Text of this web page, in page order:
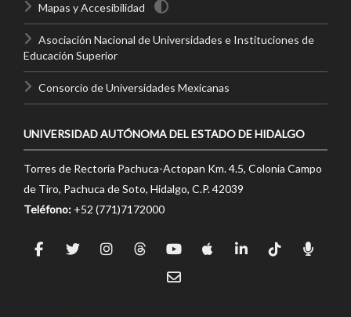
Mapas y Accesibilidad
Asociación Nacional de Universidades e Instituciones de
Educación Superior
Consorcio de Universidades Mexicanas
UNIVERSIDAD AUTÓNOMA DEL ESTADO DE HIDALGO
Torres de Rectoría Pachuca-Actopan Km. 4.5, Colonia Campo
de Tiro, Pachuca de Soto, Hidalgo, C.P. 42039
Teléfono: +52 (771)7172000